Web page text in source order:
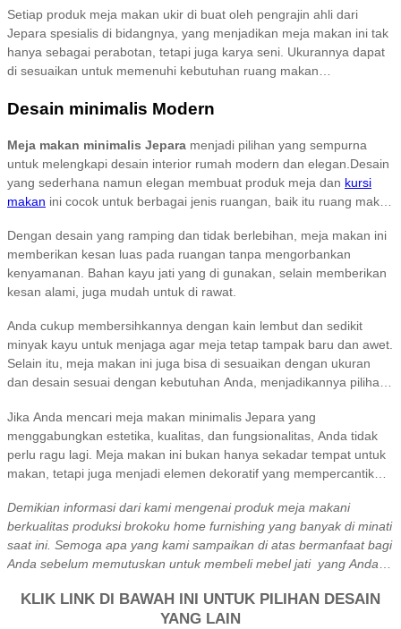
Setiap produk meja makan ukir di buat oleh pengrajin ahli dari
Jepara spesialis di bidangnya, yang menjadikan meja makan ini tak
hanya sebagai perabotan, tetapi juga karya seni. Ukurannya dapat
di sesuaikan untuk memenuhi kebutuhan ruang makan
sesuaikan dengan tema interior rumah Anda. Cocok untuk
Desain minimalis Modern
Meja makan minimalis Jepara menjadi pilihan yang sempurna
untuk melengkapi desain interior rumah modern dan elegan.Desain
yang sederhana namun elegan membuat produk meja dan kursi
makan ini cocok untuk berbagai jenis ruangan, baik itu ruang makan
minimalis Jepara tidak hanya terletak pada tampilannya yang bersih
dan modern, tetapi juga pada proses pembuatan yang
menggunakan keterampilan tangan terbaik dari pengrajin Jepara.
Dengan desain yang ramping dan tidak berlebihan, meja makan ini
memberikan kesan luas pada ruangan tanpa mengorbankan
kenyamanan. Bahan kayu jati yang di gunakan, selain memberikan
kesan alami, juga mudah untuk di rawat.
Anda cukup membersihkannya dengan kain lembut dan sedikit
minyak kayu untuk menjaga agar meja tetap tampak baru dan awet.
Selain itu, meja makan ini juga bisa di sesuaikan dengan ukuran
dan desain sesuai dengan kebutuhan Anda, menjadikannya pilihan
Jika Anda mencari meja makan minimalis Jepara yang
menggabungkan estetika, kualitas, dan fungsionalitas, Anda tidak
perlu ragu lagi. Meja makan ini bukan hanya sekadar tempat untuk
makan, tetapi juga menjadi elemen dekoratif yang mempercantik
Demikian informasi dari kami mengenai produk meja makani
berkualitas produksi brokoku home furnishing yang banyak di minati
saat ini. Semoga apa yang kami sampaikan di atas bermanfaat bagi
Anda sebelum memutuskan untuk membeli mebel jati yang Anda
silahkan menujuproduk katalogdi websitebrokoku.com , silakan klik
tombol WA untuk info lebih lanjut dan pemesanan. Terima kasih!
KLIK LINK DI BAWAH INI UNTUK PILIHAN DESAIN
YANG LAIN